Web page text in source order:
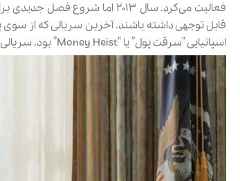
فعالیت می‌کرد. سال ۲۰۱۳ اما
قابل توجهی داشته باشند. آخرین سریالی که از
اسپانیایی “سرقت پول” یا “Money Heist” بود. سریالی که آذر ماه ۱۴۰۰ نیم فصل دوم از آخرین فصل آن توسط نتفلیکس پخش شد.